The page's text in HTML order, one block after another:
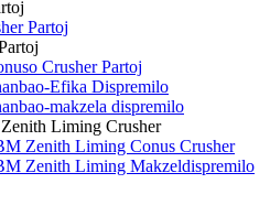
Partoj
Crusher Partoj
Efika Dispremilo
makzela dispremilo
Liming Crusher
Zenith Liming Conus Crusher
Zenith Liming Makzeldispremilo